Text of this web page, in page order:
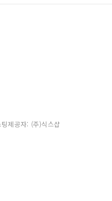
제공자: (주)식스샵